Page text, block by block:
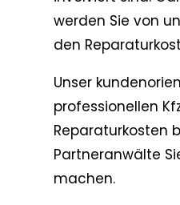
werden Sie von
den
Unser
professionellen
Reparaturkosten
Partneranwälte
machen.